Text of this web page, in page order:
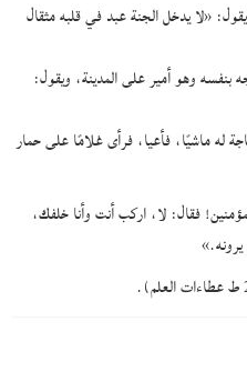
«لا يدخل الجنة عبد في قلبه مثقال
وهو أمير على المدينة، ويقول:
له ماشيًا، فأعيا، فرأى غلامًا على حمار
فقال: لا، اركب أنت وأنا خلفك،